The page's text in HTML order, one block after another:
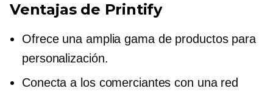
Ventajas de Printify
Ofrece una amplia gama de productos para
personalización.
Conecta a los comerciantes con una red